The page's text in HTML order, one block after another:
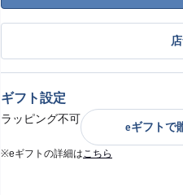
ギフト設定
ラッピング不可
eギフトで
※eギフトの詳細はこちら